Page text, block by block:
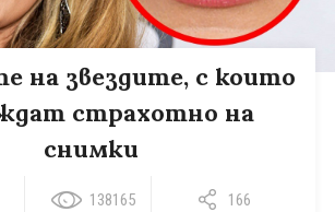
на звездите, с които
страхотно на
снимки
138165 166